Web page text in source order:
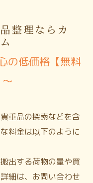
整理ならカ
の低価格【無料
重品の探索などを含
料金は以下のように
出する荷物の量や買
細は、お問い合わせ